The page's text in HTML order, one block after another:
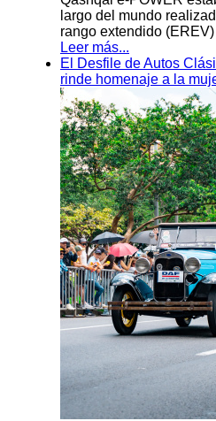
largo del mundo
rango extendido
Leer más...
El Desfile de Autos
rinde homenaje a la